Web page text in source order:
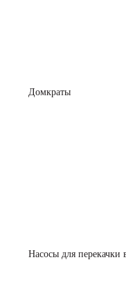
Домкраты
Насосы для перекачки